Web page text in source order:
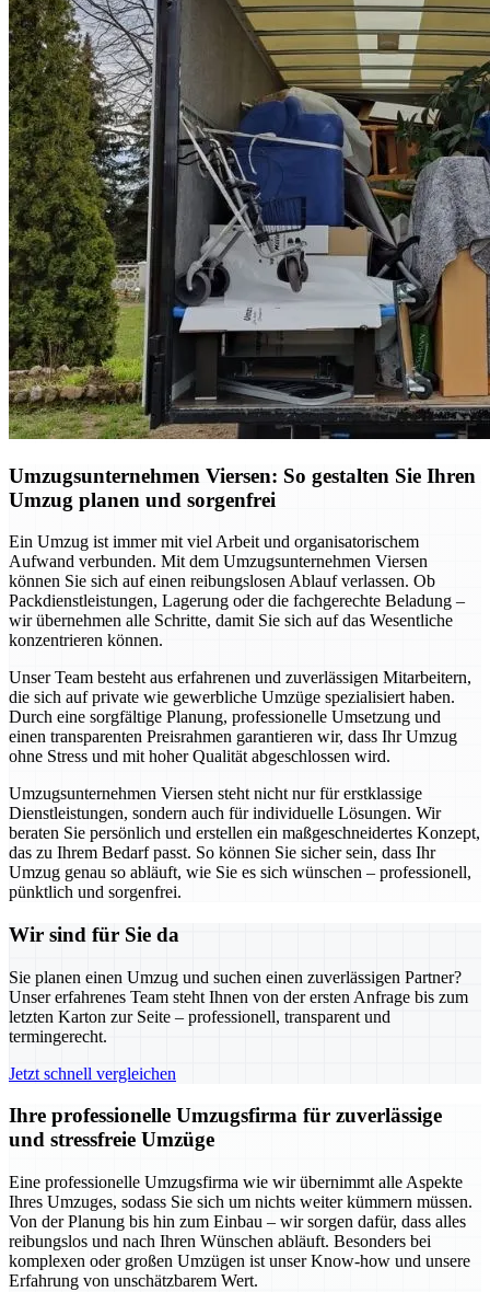
Umzugsunternehmen Viersen: So gestalten Sie Ihren
Umzug planen und sorgenfrei
Ein Umzug ist immer mit viel Arbeit und organisatorischem
Aufwand verbunden. Mit dem Umzugsunternehmen Viersen
können Sie sich auf einen reibungslosen Ablauf verlassen. Ob
Packdienstleistungen, Lagerung oder die fachgerechte Beladung –
wir übernehmen alle Schritte, damit Sie sich auf das Wesentliche
konzentrieren können.
Unser Team besteht aus erfahrenen und zuverlässigen Mitarbeitern,
die sich auf private wie gewerbliche Umzüge spezialisiert haben.
Durch eine sorgfältige Planung, professionelle Umsetzung und
einen transparenten Preisrahmen garantieren wir, dass Ihr Umzug
ohne Stress und mit hoher Qualität abgeschlossen wird.
Umzugsunternehmen Viersen steht nicht nur für erstklassige
Dienstleistungen, sondern auch für individuelle Lösungen. Wir
beraten Sie persönlich und erstellen ein maßgeschneidertes Konzept,
das zu Ihrem Bedarf passt. So können Sie sicher sein, dass Ihr
Umzug genau so abläuft, wie Sie es sich wünschen – professionell,
pünktlich und sorgenfrei.
Wir sind für Sie da
Sie planen einen Umzug und suchen einen zuverlässigen Partner?
Unser erfahrenes Team steht Ihnen von der ersten Anfrage bis zum
letzten Karton zur Seite – professionell, transparent und
termingerecht.
Jetzt schnell vergleichen
Ihre professionelle Umzugsfirma für zuverlässige
und stressfreie Umzüge
Eine professionelle Umzugsfirma wie wir übernimmt alle Aspekte
Ihres Umzuges, sodass Sie sich um nichts weiter kümmern müssen.
Von der Planung bis hin zum Einbau – wir sorgen dafür, dass alles
reibungslos und nach Ihren Wünschen abläuft. Besonders bei
komplexen oder großen Umzügen ist unser Know-how und unsere
Erfahrung von unschätzbarem Wert.